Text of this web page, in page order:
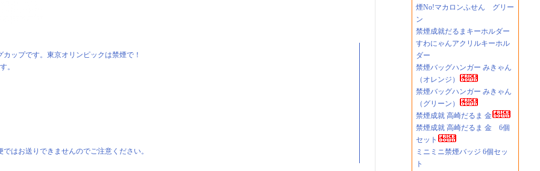
ップです。東京オリンピックは禁煙で！
。
はお送りできませんのでご注意ください。
煙No!マカロンふせん グリー
ン
禁煙成就だるまキーホルダー
すわにゃんアクリルキーホル
ダー
禁煙バッグハンガー みきゃん
（オレンジ）
禁煙バッグハンガー みきゃん
（グリーン）
禁煙成就 高崎だるま 金
禁煙成就 高崎だるま 金 6個
セット
ミニミニ禁煙バッジ 6個セッ
ト